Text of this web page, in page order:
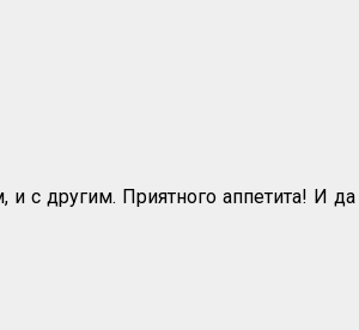
с другим. Приятного аппетита! И